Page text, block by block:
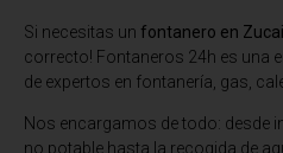
Si necesitas un fontanero en
correcto! Fontaneros 24h es una
de expertos en fontanería, gas,
Nos encargamos de todo: desde
no potable hasta la recogida de